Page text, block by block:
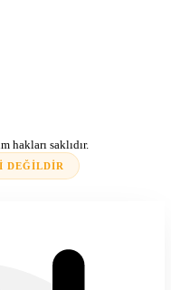
hakları saklıdır.
DEĞILDIR